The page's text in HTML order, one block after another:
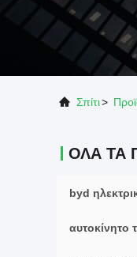
Σπίτι>
ΌΛΑ ΤΑ
byd
αυτοκίνητο